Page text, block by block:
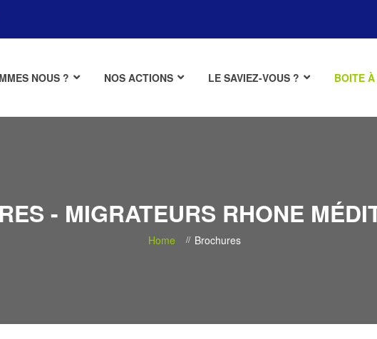
NOUS ? NOS ACTIONS LE SAVIEZ-VOUS ? BOITE
- MIGRATEURS RHONE
Home Brochures